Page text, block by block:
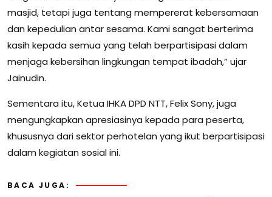
masjid, tetapi juga tentang mempererat kebersamaan
dan kepedulian antar sesama. Kami sangat berterima
kasih kepada semua yang telah berpartisipasi dalam
menjaga kebersihan lingkungan tempat ibadah,” ujar
Jainudin.
Sementara itu, Ketua IHKA DPD NTT, Felix Sony, juga
mengungkapkan apresiasinya kepada para peserta,
khususnya dari sektor perhotelan yang ikut berpartisipasi
dalam kegiatan sosial ini.
BACA JUGA: